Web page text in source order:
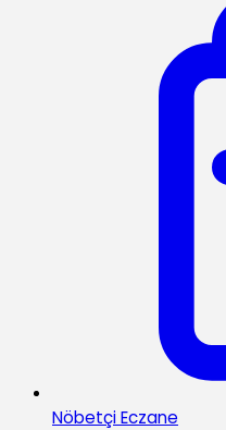
Nöbetçi Eczane